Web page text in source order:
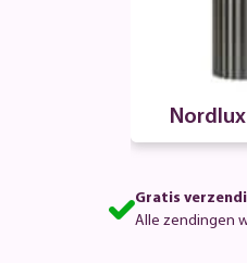
Gratis
Alle zendingen